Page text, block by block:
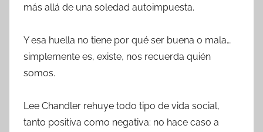
más allá de una soledad autoimpuesta.
Y esa huella no tiene por qué ser buena o mala…
simplemente es, existe, nos recuerda quién
somos.
Lee Chandler rehuye todo tipo de vida social,
tanto positiva como negativa: no hace caso a